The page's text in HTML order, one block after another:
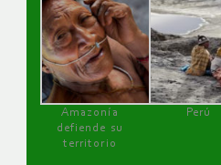
Amazonía
defiende su
territorio
Perú